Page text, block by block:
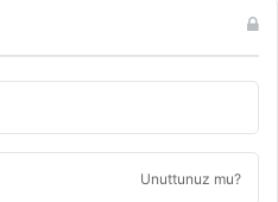
Unuttunuz mu?